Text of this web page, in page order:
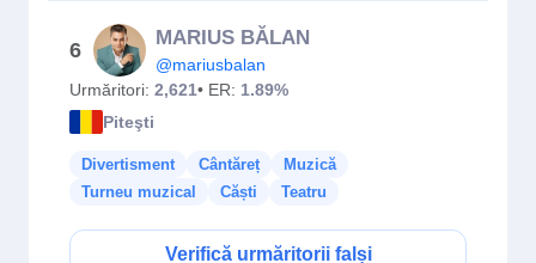
6
MARIUS BĂLAN
@mariusbalan
Urmăritori: 2,621• ER: 1.89%
Piteşti
Divertisment Cântăreț
Muzică
Turneu muzical
Căști Teatru
Verifică urmăritorii falși